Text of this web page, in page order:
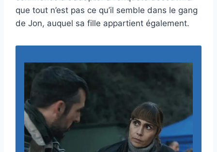
que tout n’est pas ce qu’il semble dans le gang
de Jon, auquel sa fille appartient également.